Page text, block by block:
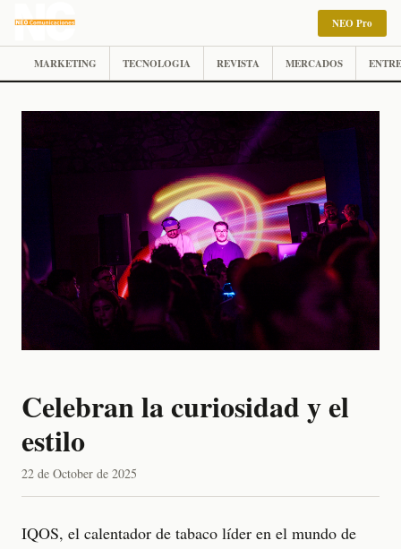
NEO Pro
MARKETING TECNOLOGIA REVISTA MERCADOS
Celebran la curiosidad y el
estilo
22 de October de 2025
IQOS, el calentador de tabaco líder en el mundo de